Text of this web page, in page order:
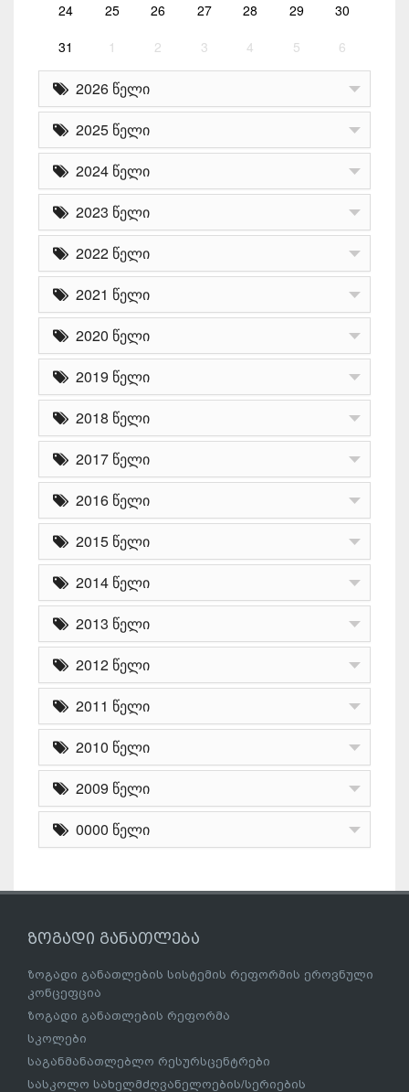
24 25 26 27 28 29 30
31 1 2 3 4 5 6
2026 წელი
2025 წელი
2024 წელი
2023 წელი
2022 წელი
2021 წელი
2020 წელი
2019 წელი
2018 წელი
2017 წელი
2016 წელი
2015 წელი
2014 წელი
2013 წელი
2012 წელი
2011 წელი
2010 წელი
2009 წელი
0000 წელი
ზოგადი განათლება
ზოგადი განათლების სისტემის რეფორმის ეროვნული
კონცეფცია
ზოგადი განათლების რეფორმა
სკოლები
საგანმანათლებლო რესურსცენტრები
სასკოლო სახელმძღვანელოების/სერიების